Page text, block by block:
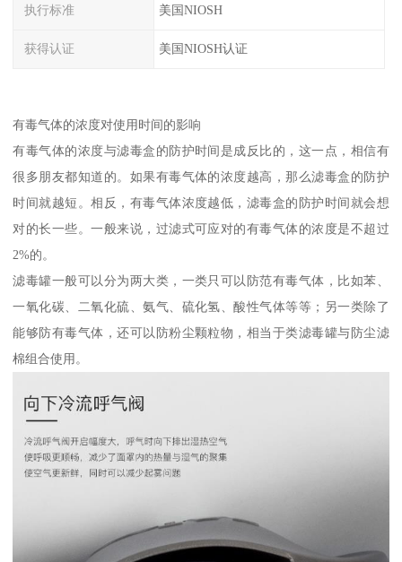
执行标准 美国NIOSH
获得认证 美国NIOSH认证
有毒气体的浓度对使用时间的影响
有毒气体的浓度与滤毒盒的防护时间是成反比的，这一点，相信有
很多朋友都知道的。如果有毒气体的浓度越高，那么滤毒盒的防护
时间就越短。相反，有毒气体浓度越低，滤毒盒的防护时间就会想
对的长一些。一般来说，过滤式可应对的有毒气体的浓度是不超过
2%的。
滤毒罐一般可以分为两大类，一类只可以防范有毒气体，比如苯、
一氧化碳、二氧化硫、氨气、硫化氢、酸性气体等等；另一类除了
能够防有毒气体，还可以防粉尘颗粒物，相当于类滤毒罐与防尘滤
棉组合使用。